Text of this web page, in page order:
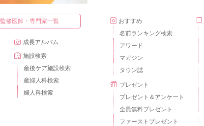
監修医師・専門家一覧
成長アルバム
施設検索
産後ケア施設検索
産婦人科検索
婦人科検索
おすすめ
名前ランキング検索
アワード
マガジン
タウン誌
プレゼント
プレゼント＆アンケート
全員無料プレゼント
ファーストプレゼント